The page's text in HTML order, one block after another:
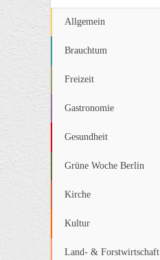
Allgemein
Brauchtum
Freizeit
Gastronomie
Gesundheit
Grüne Woche Berlin
Kirche
Kultur
Land- & Forstwirtschaft